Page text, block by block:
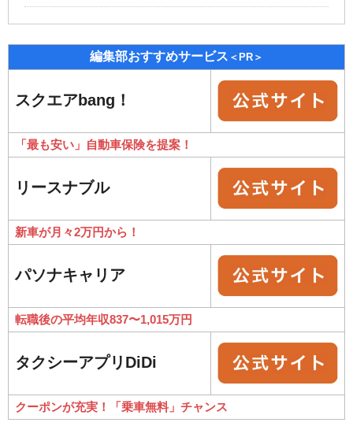
編集部おすすめサービス ＜PR＞
スクエアbang！
「最も安い」自動車保険を提案！
リースナブル
新車が月々2万円から！
パソナキャリア
転職後の平均年収837〜1,015万円
タクシーアプリDiDi
クーポンが充実！「乗車無料」チャンス